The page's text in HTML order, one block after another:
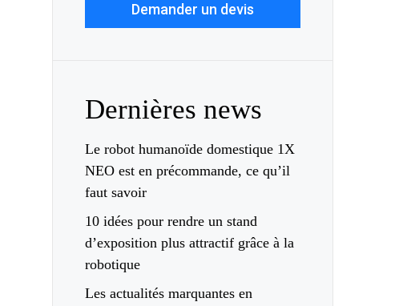
Demander un devis
Dernières news
Le robot humanoïde domestique 1X
NEO est en précommande, ce qu’il
faut savoir
10 idées pour rendre un stand
d’exposition plus attractif grâce à la
robotique
Les actualités marquantes en